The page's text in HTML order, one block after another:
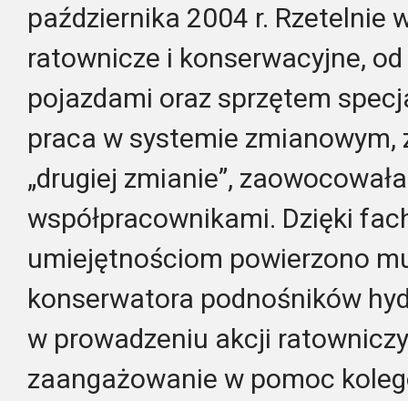
października 2004 r. Rzetelnie
ratownicze i konserwacyjne,
pojazdami oraz sprzętem
praca w systemie zmianowym,
„drugiej zmianie”,
współpracownikami. Dzięki
umiejętnościom powierzono
konserwatora podnośników
w prowadzeniu akcji
zaangażowanie w pomoc